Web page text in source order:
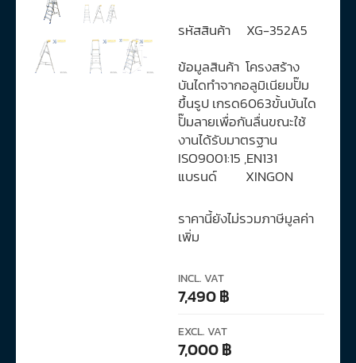
รหัสสินค้า XG-352A5
ข้อมูลสินค้า โครงสร้าง
บันไดทำจากอลูมิเนียมปั๊ม
ขึ้นรูป เกรด6063ขั้นบันได
ปั๊มลายเพื่อกันลื่นขณะใช้
งานได้รับมาตรฐาน
ISO9001:15 ,EN131
แบรนด์ XINGON
ราคานี้ยังไม่รวมภาษีมูลค่า
เพิ่ม
INCL. VAT
7,490฿
EXCL. VAT
7,000฿